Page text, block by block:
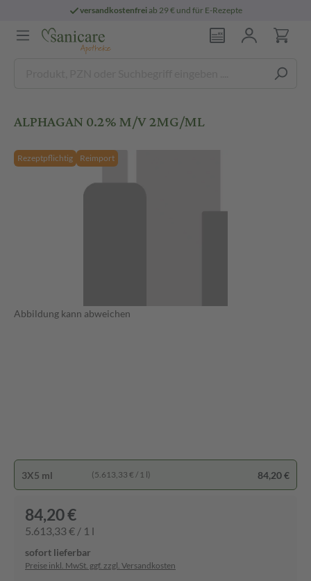
versandkostenfreiab 29 € und für E-Rezepte
ALPHAGAN 0.2% M/V 2MG/ML
Rezeptpflichtig Reimport
Abbildung kann abweichen
3X5 ml (5.613,33 € / 1 l) 84,20 €
84,20 €
5.613,33 € / 1 l
sofort lieferbar
Preise inkl. MwSt. ggf. zzgl. Versandkosten